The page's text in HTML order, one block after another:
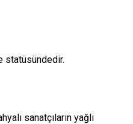
statüsündedir.
sanatçıların yağlı